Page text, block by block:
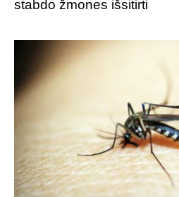
stabdo žmones išsitirti